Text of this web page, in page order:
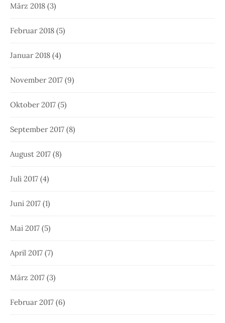
März 2018 (3)
Februar 2018 (5)
Januar 2018 (4)
November 2017 (9)
Oktober 2017 (5)
September 2017 (8)
August 2017 (8)
Juli 2017 (4)
Juni 2017 (1)
Mai 2017 (5)
April 2017 (7)
März 2017 (3)
Februar 2017 (6)